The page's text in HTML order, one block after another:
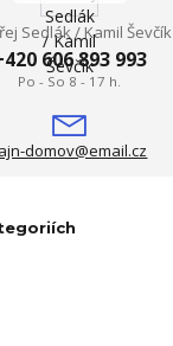
Sedlák / Kamil Ševčík
606 893 993
Po - So 8 - 17 h.
domov@email.cz